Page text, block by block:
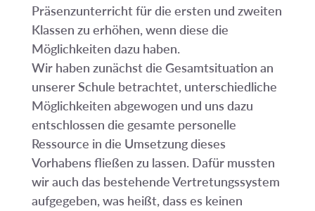
Präsenzunterricht für die ersten und zweiten
Klassen zu erhöhen, wenn diese die
Möglichkeiten dazu haben.
Wir haben zunächst die Gesamtsituation an
unserer Schule betrachtet, unterschiedliche
Möglichkeiten abgewogen und uns dazu
entschlossen die gesamte personelle
Ressource in die Umsetzung dieses
Vorhabens fließen zu lassen. Dafür mussten
wir auch das bestehende Vertretungssystem
aufgegeben, was heißt, dass es keinen